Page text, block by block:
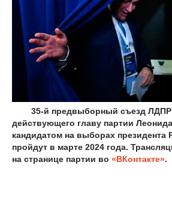
35-й предвыборный съезд ЛДПР
действующего главу партии
кандидатом на выборах президента
пройдут в марте 2024 года.
на странице партии во «ВКонтакте».